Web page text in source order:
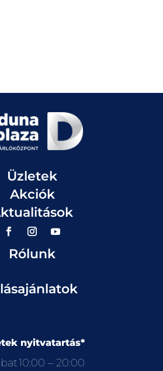
Üzletek
Akciók
Rólunk
nyitvatartás*
10:00 – 20:00